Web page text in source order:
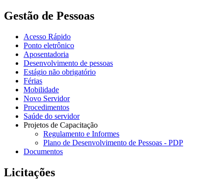
Gestão de Pessoas
Acesso Rápido
Ponto eletrônico
Aposentadoria
Desenvolvimento de pessoas
Estágio não obrigatório
Férias
Mobilidade
Novo Servidor
Procedimentos
Saúde do servidor
Projetos de Capacitação
Regulamento e Informes
Plano de Desenvolvimento de Pessoas - PDP
Documentos
Licitações